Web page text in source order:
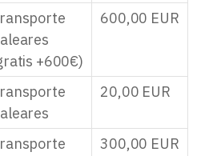
+600€)
600,00 EUR
20,00 EUR
300,00 EUR